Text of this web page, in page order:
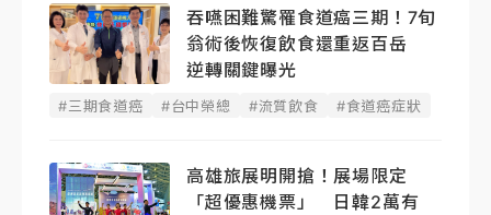
吞嚥困難驚罹食道癌三期！7旬
翁術後恢復飲食還重返百岳
逆轉關鍵曝光
#三期食道癌 #台中榮總 #流質飲食 #食道癌症狀
高雄旅展明開搶！展場限定
「超優惠機票」 日韓2萬有